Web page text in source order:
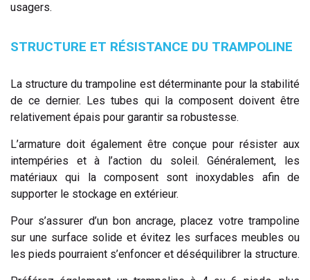
usagers.
STRUCTURE ET RÉSISTANCE DU TRAMPOLINE
La structure du trampoline est déterminante pour la stabilité
de ce dernier. Les tubes qui la composent doivent être
relativement épais pour garantir sa robustesse.
L’armature doit également être conçue pour résister aux
intempéries et à l’action du soleil. Généralement, les
matériaux qui la composent sont inoxydables afin de
supporter le stockage en extérieur.
Pour s’assurer d’un bon ancrage, placez votre trampoline
sur une surface solide et évitez les surfaces meubles ou
les pieds pourraient s’enfoncer et déséquilibrer la structure.